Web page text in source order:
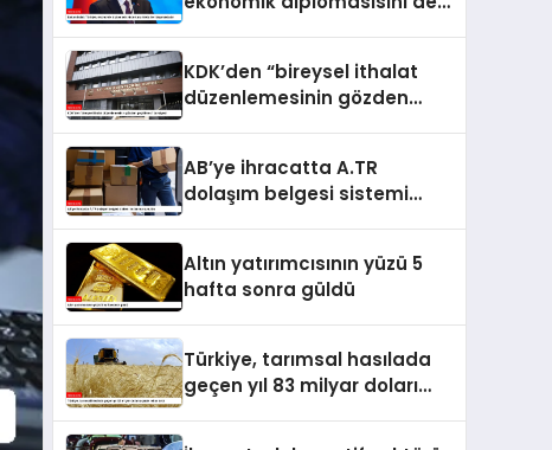
KDK’den “bireysel ithalat
düzenlemesinin gözden
AB’ye ihracatta A.TR
dolaşım belgesi sistemi
Altın yatırımcısının yüzü 5
hafta sonra güldü
Türkiye, tarımsal hasılada
geçen yıl 83 milyar doları